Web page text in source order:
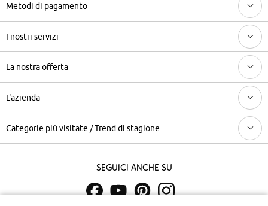
Metodi di pagamento
I nostri servizi
La nostra offerta
L'azienda
Categorie più visitate / Trend di stagione
Seguici anche su